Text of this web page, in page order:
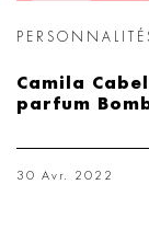
Camila
parfum
30 Avr. 2022